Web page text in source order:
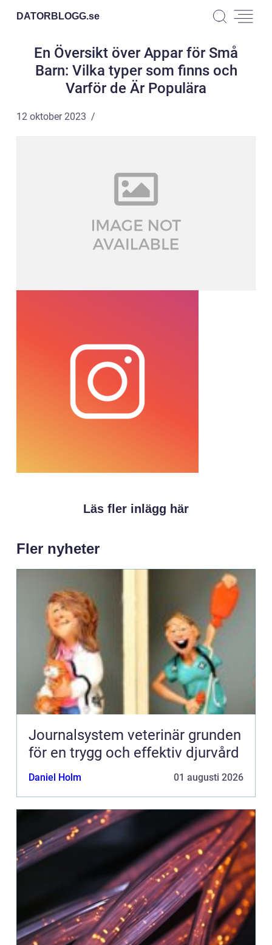
DATORBLOGG.se
En Översikt över Appar för Små
Barn: Vilka typer som finns och
Varför de Är Populära
12 oktober 2023
Läs fler inlägg här
Fler nyheter
Journalsystem veterinär grunden
för en trygg och effektiv djurvård
Daniel Holm 01 augusti 2026